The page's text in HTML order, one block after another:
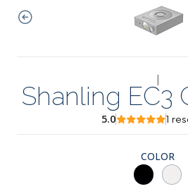
|
Shanling EC3
5.0 1
COLOR